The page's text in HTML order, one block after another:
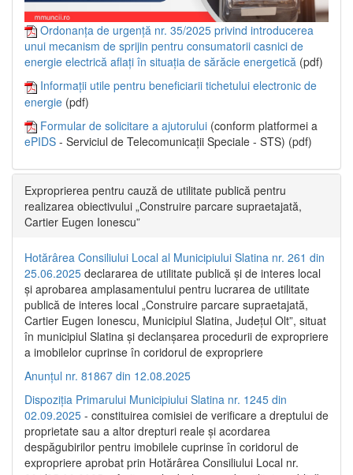
Ordonanța de urgență nr. 35/2025 privind introducerea
unui mecanism de sprijin pentru consumatorii casnici de
energie electrică aflați în situația de sărăcie energetică (pdf)
Informații utile pentru beneficiarii tichetului electronic de
energie (pdf)
Formular de solicitare a ajutorului (conform platformei a
ePIDS - Serviciul de Telecomunicații Speciale - STS) (pdf)
Exproprierea pentru cauză de utilitate publică pentru
realizarea obiectivului „Construire parcare supraetajată,
Cartier Eugen Ionescu”
Hotărârea Consiliului Local al Municipiului Slatina nr. 261 din
25.06.2025 declararea de utilitate publică și de interes local
și aprobarea amplasamentului pentru lucrarea de utilitate
publică de interes local „Construire parcare supraetajată,
Cartier Eugen Ionescu, Municipiul Slatina, Județul Olt”, situat
în municipiul Slatina și declanșarea procedurii de expropriere
a imobilelor cuprinse în coridorul de expropriere
Anunțul nr. 81867 din 12.08.2025
Dispoziția Primarului Municipiului Slatina nr. 1245 din
02.09.2025 - constituirea comisiei de verificare a dreptului de
proprietate sau a altor drepturi reale și acordarea
despăgubirilor pentru imobilele cuprinse în coridorul de
expropriere aprobat prin Hotărârea Consiliului Local nr.